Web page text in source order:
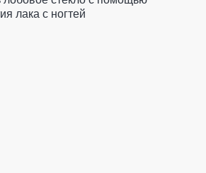
лака с ногтей